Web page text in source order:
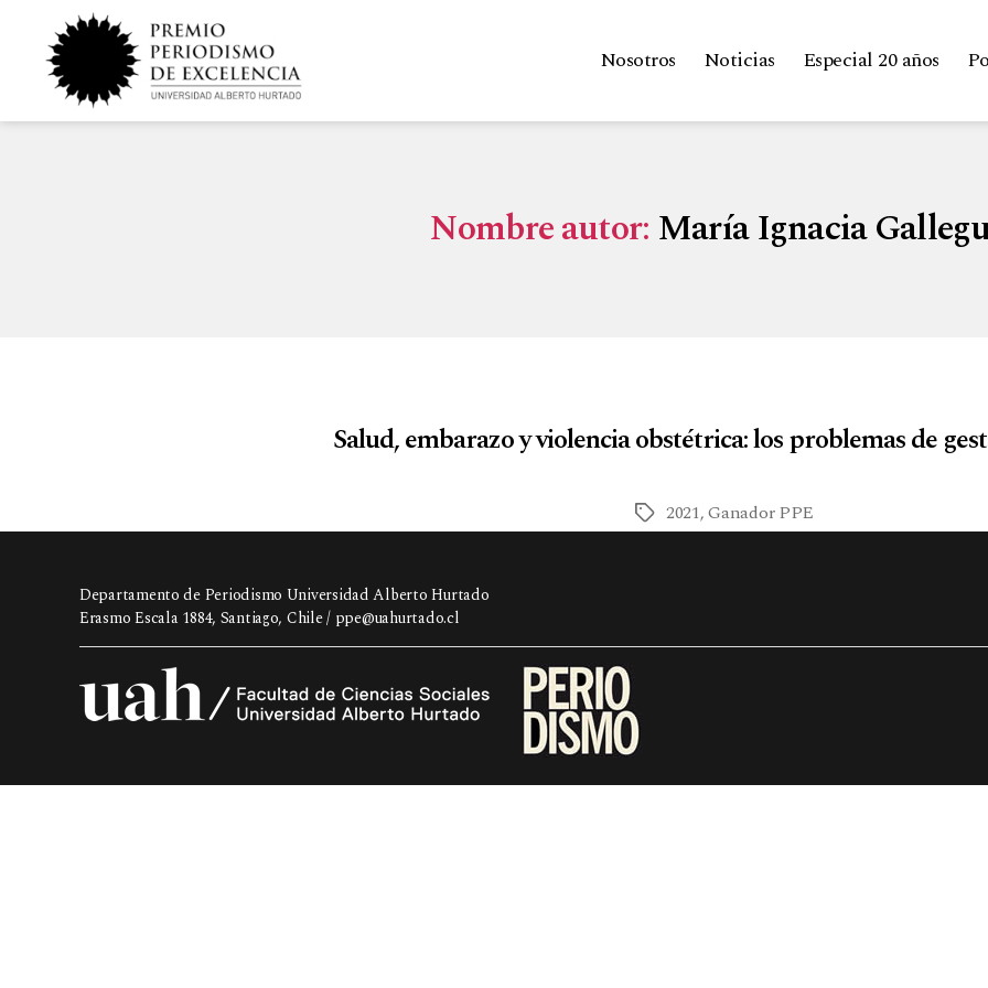
Nosotros Noticias Especial 20 años
Nombre autor: María Ignacia
Salud, embarazo y violencia obstétrica: los problemas de
2021,Ganador PPE
Departamento de Periodismo Universidad Alberto Hurtado
Erasmo Escala 1884, Santiago, Chile / ppe@uahurtado.cl